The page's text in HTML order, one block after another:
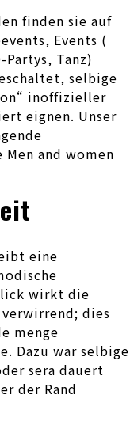
finden sie auf
Events (
Tanz)
selbige
inoffizieller
eignen. Unser
and women
eine
wirkt die
dies
menge
Dazu war selbige
sera dauert
der Rand